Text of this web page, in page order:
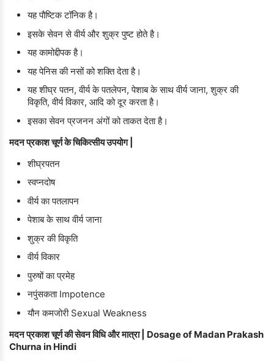
यह पौष्टिक टॉनिक है।
इसके सेवन से वीर्य और शुक्र पुष्ट होते है।
यह कामोद्दीपक है।
यह पेनिस की नसों को शक्ति देता है।
यह शीघ्र पतन, वीर्य के पतलेपन, पेशाब के साथ वीर्य जाना, शुक्र की
विकृति, वीर्य विकार, आदि को दूर करता है।
इसका सेवन प्रजनन अंगों को ताकत देता है।
मदन प्रकाश चूर्ण के चिकित्सीय उपयोग |
शीघ्रपतन
स्वप्नदोष
वीर्य का पतलापन
पेशाब के साथ वीर्य जाना
शुक्र की विकृति
वीर्य विकार
पुरुषों का प्रमेह
नपुंसकता Impotence
यौन कमजोरी Sexual Weakness
मदन प्रकाश चूर्ण की सेवन विधि और मात्रा | Dosage of Madan Prakash
Churna in Hindi